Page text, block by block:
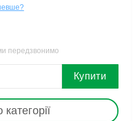
передзвонимо
Купити